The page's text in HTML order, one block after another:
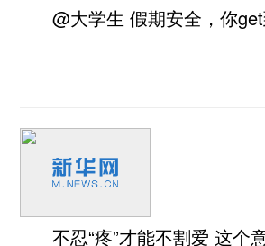
@大学生 假期安全，你
不忍“疼”才能不割爱 这个